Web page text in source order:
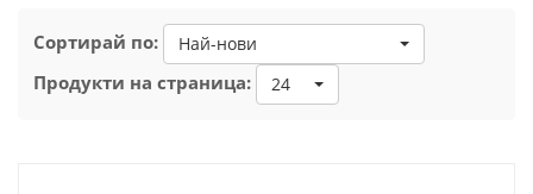
Сортирай по: Най-нови
Продукти на страница: 24